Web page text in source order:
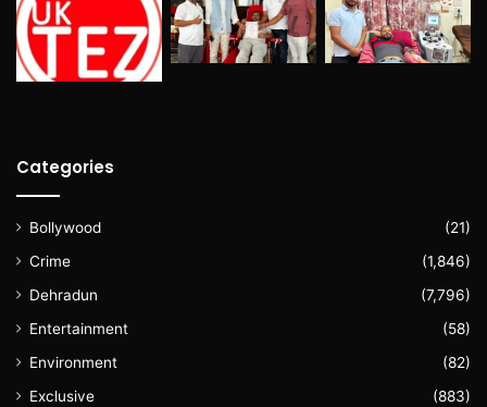
Categories
Bollywood
(21)
Crime
(1,846)
Dehradun
(7,796)
Entertainment
(58)
Environment
(82)
Exclusive
(883)